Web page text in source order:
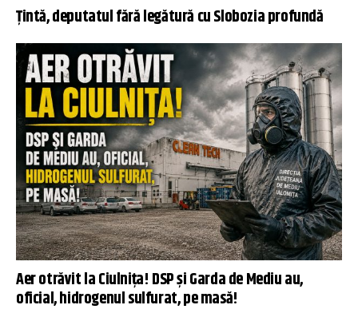
Țintă, deputatul fără legătură cu Slobozia profundă
Aer otrăvit la Ciulnița! DSP și Garda de Mediu au,
oficial, hidrogenul sulfurat, pe masă!